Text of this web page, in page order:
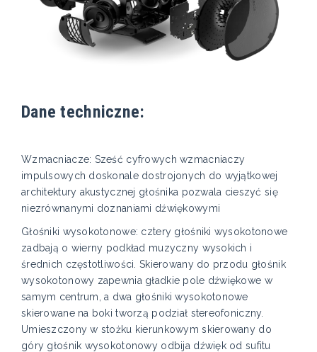
Dane techniczne:
Wzmacniacze: Sześć cyfrowych wzmacniaczy
impulsowych doskonale dostrojonych do wyjątkowej
architektury akustycznej głośnika pozwala cieszyć się
niezrównanymi doznaniami dźwiękowymi
Głośniki wysokotonowe: cztery głośniki wysokotonowe
zadbają o wierny podkład muzyczny wysokich i
średnich częstotliwości. Skierowany do przodu głośnik
wysokotonowy zapewnia gładkie pole dźwiękowe w
samym centrum, a dwa głośniki wysokotonowe
skierowane na boki tworzą podział stereofoniczny.
Umieszczony w stożku kierunkowym skierowany do
góry głośnik wysokotonowy odbija dźwięk od sufitu